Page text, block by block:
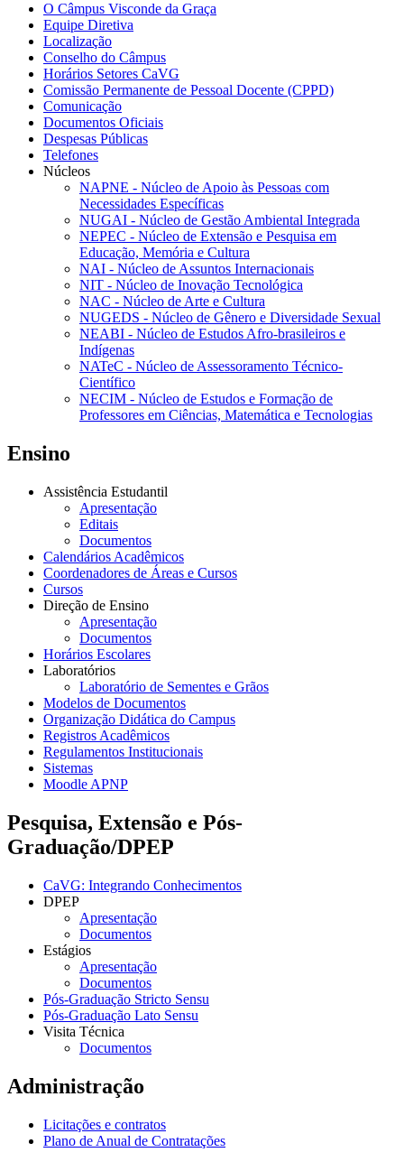
O Câmpus Visconde da Graça
Equipe Diretiva
Localização
Conselho do Câmpus
Horários Setores CaVG
Comissão Permanente de Pessoal Docente (CPPD)
Comunicação
Documentos Oficiais
Despesas Públicas
Telefones
Núcleos
NAPNE - Núcleo de Apoio às Pessoas com
Necessidades Específicas
NUGAI - Núcleo de Gestão Ambiental Integrada
NEPEC - Núcleo de Extensão e Pesquisa em
Educação, Memória e Cultura
NAI - Núcleo de Assuntos Internacionais
NIT - Núcleo de Inovação Tecnológica
NAC - Núcleo de Arte e Cultura
NUGEDS - Núcleo de Gênero e Diversidade Sexual
NEABI - Núcleo de Estudos Afro-brasileiros e
Indígenas
NATeC - Núcleo de Assessoramento Técnico-
Científico
NECIM - Núcleo de Estudos e Formação de
Professores em Ciências, Matemática e Tecnologias
Ensino
Assistência Estudantil
Apresentação
Editais
Documentos
Calendários Acadêmicos
Coordenadores de Áreas e Cursos
Cursos
Direção de Ensino
Apresentação
Documentos
Horários Escolares
Laboratórios
Laboratório de Sementes e Grãos
Modelos de Documentos
Organização Didática do Campus
Registros Acadêmicos
Regulamentos Institucionais
Sistemas
Moodle APNP
Pesquisa, Extensão e Pós-
Graduação/DPEP
CaVG: Integrando Conhecimentos
DPEP
Apresentação
Documentos
Estágios
Apresentação
Documentos
Pós-Graduação Stricto Sensu
Pós-Graduação Lato Sensu
Visita Técnica
Documentos
Administração
Licitações e contratos
Plano de Anual de Contratações